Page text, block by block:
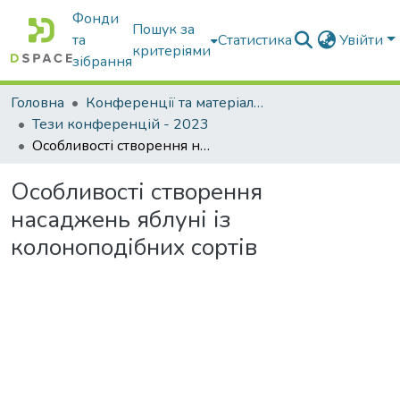
Фонди
та
зібрання
Пошук за
критеріями
Статистика Увійти
Головна
Конференції та матеріали конференцій
Тези конференцій - 2023
Особливості створення насаджень яблуні із колоноподібних сортів
Особливості створення
насаджень яблуні із
колоноподібних сортів